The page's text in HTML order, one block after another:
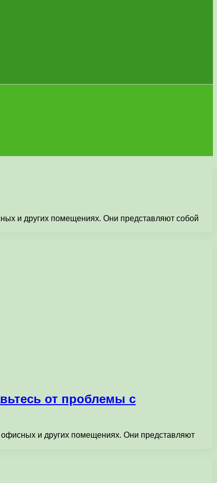
и других помещениях. Они представляют собой
от проблемы с
и других помещениях. Они представляют